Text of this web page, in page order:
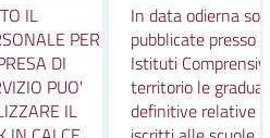
IL
PER
DI
PUO'
IL
In data odierna
pubblicate presso
Istituti
territorio le
definitive relative